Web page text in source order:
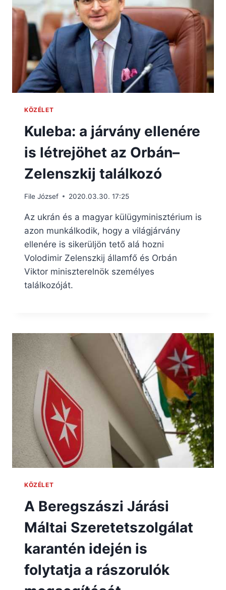
KÖZÉLET
Kuleba: a járvány ellenére
is létrejöhet az Orbán–
Zelenszkij találkozó
File József 2020.03.30. 17:25
Az ukrán és a magyar külügyminisztérium is
azon munkálkodik, hogy a világjárvány
ellenére is sikerüljön tető alá hozni
Volodimir Zelenszkij államfő és Orbán
Viktor miniszterelnök személyes
találkozóját.
KÖZÉLET
A Beregszászi Járási
Máltai Szeretetszolgálat
karantén idején is
folytatja a rászorulók